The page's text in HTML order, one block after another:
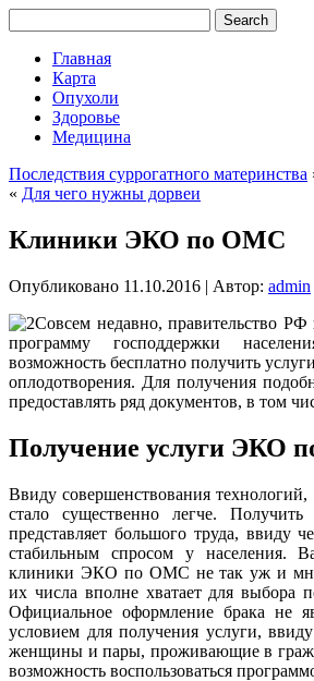
Главная
Карта
Опухоли
Здоровье
Медицина
Последствия суррогатного материнства
« Для чего нужны дорвеи
Клиники ЭКО по ОМС
Опубликовано 11.10.2016 | Автор: admin
Совсем недавно, правительство РФ
программу господдержки
возможность бесплатно получить
оплодотворения. Для получения
предоставлять ряд документов, в том
Получение услуги ЭКО
Ввиду совершенствования технологий,
стало существенно легче.
представляет большого труда, ввиду
стабильным спросом у населения.
клиники ЭКО по ОМС не так уж и
их числа вполне хватает для выбора
Официальное оформление брака не
условием для получения услуги,
женщины и пары, проживающие в
возможность воспользоваться